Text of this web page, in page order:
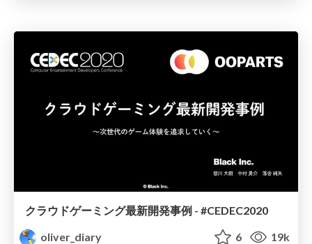
クラウドゲーミング最新開発事例 - #CEDEC2020
oliver_diary
6 19k